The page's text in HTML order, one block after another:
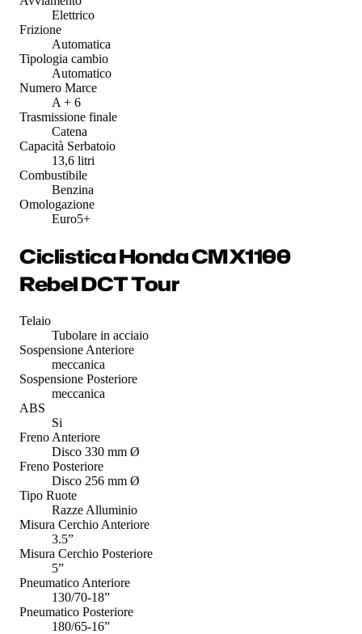
Elettrico
Frizione
Automatica
Tipologia cambio
Automatico
Numero Marce
A + 6
Trasmissione finale
Catena
Capacità Serbatoio
13,6 litri
Combustibile
Benzina
Omologazione
Euro5+
Ciclistica Honda CMX1100
Rebel DCT Tour
Telaio
Tubolare in acciaio
Sospensione Anteriore
meccanica
Sospensione Posteriore
meccanica
ABS
Si
Freno Anteriore
Disco 330 mm Ø
Freno Posteriore
Disco 256 mm Ø
Tipo Ruote
Razze Alluminio
Misura Cerchio Anteriore
3.5”
Misura Cerchio Posteriore
5”
Pneumatico Anteriore
130/70-18”
Pneumatico Posteriore
180/65-16”